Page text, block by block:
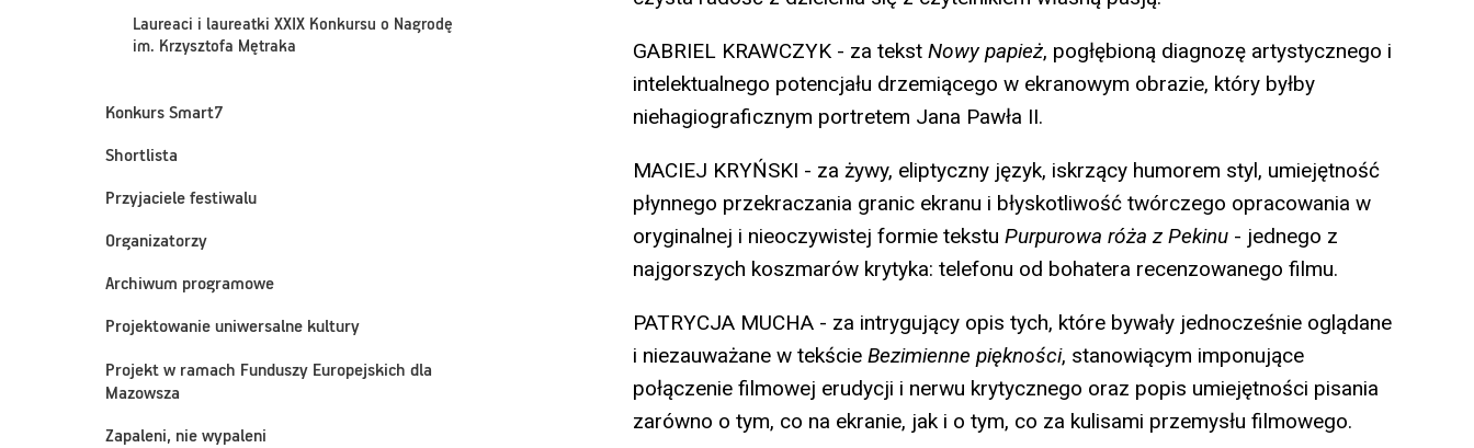
Laureaci i laureatki XXIX Konkursu o Nagrodę
im. Krzysztofa Mętraka
Konkurs Smart7
Shortlista
Przyjaciele festiwalu
Organizatorzy
Archiwum programowe
Projektowanie uniwersalne kultury
Projekt w ramach Funduszy Europejskich dla
Mazowsza
Zapaleni, nie wypaleni
GABRIEL KRAWCZYK - za tekst Nowy papież, pogłębioną diagnozę artystycznego i
intelektualnego potencjału drzemiącego w ekranowym obrazie, który byłby
niehagiograficznym portretem Jana Pawła II.
MACIEJ KRYŃSKI - za żywy, eliptyczny język, iskrzący humorem styl, umiejętność
płynnego przekraczania granic ekranu i błyskotliwość twórczego opracowania w
oryginalnej i nieoczywistej formie tekstu Purpurowa róża z Pekinu- jednego z
najgorszych koszmarów krytyka: telefonu od bohatera recenzowanego filmu.
PATRYCJA MUCHA - za intrygujący opis tych, które bywały jednocześnie oglądane
i niezauważane w tekście Bezimienne piękności, stanowiącym imponujące
połączenie filmowej erudycji i nerwu krytycznego oraz popis umiejętności pisania
zarówno o tym, co na ekranie, jak i o tym, co za kulisami przemysłu filmowego.